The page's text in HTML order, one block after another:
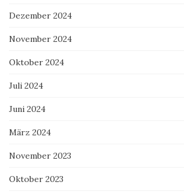
Dezember 2024
November 2024
Oktober 2024
Juli 2024
Juni 2024
März 2024
November 2023
Oktober 2023